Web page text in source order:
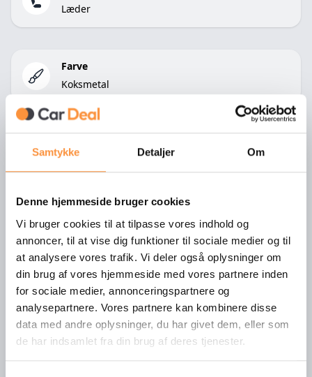
Samtykke Detaljer Om
Denne hjemmeside bruger cookies
Vi bruger cookies til at tilpasse vores indhold og
annoncer, til at vise dig funktioner til sociale medier og til
at analysere vores trafik. Vi deler også oplysninger om
din brug af vores hjemmeside med vores partnere inden
for sociale medier, annonceringspartnere og
analysepartnere. Vores partnere kan kombinere disse
data med andre oplysninger, du har givet dem, eller som
de har indsamlet fra din brug af deres tjenester.
Læder
Farve
Koksmetal
ABS-bremser
Adaptiv fartpilot
Aftageligt træk
Alufælge
Anhængertræk